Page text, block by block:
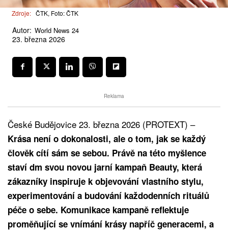
Zdroje: ČTK, Foto: ČTK
Autor: World News 24
23. března 2026
Reklama
České Budějovice 23. března 2026 (PROTEXT) –
Krása není o dokonalosti, ale o tom, jak se každý
člověk cítí sám se sebou. Právě na této myšlence
staví dm svou novou jarní kampaň Beauty, která
zákazníky inspiruje k objevování vlastního stylu,
experimentování a budování každodenních rituálů
péče o sebe. Komunikace kampaně reflektuje
proměňující se vnímání krásy napříč generacemi, a